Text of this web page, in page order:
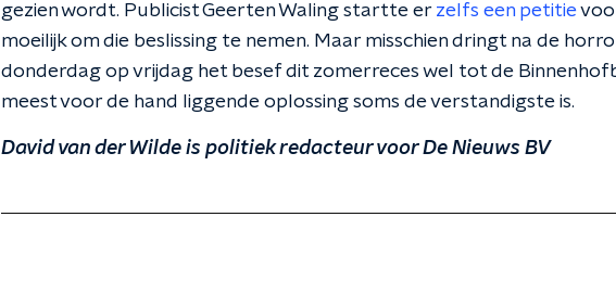
gezien wordt. Publicist Geerten Waling startte er zelfs een petitie
moeilijk om die beslissing te nemen. Maar misschien dringt na de
donderdag op vrijdag het besef dit zomerreces wel tot de
meest voor de hand liggende oplossing soms de verstandigste is.
David van der Wilde is politiek redacteur voor De Nieuws BV